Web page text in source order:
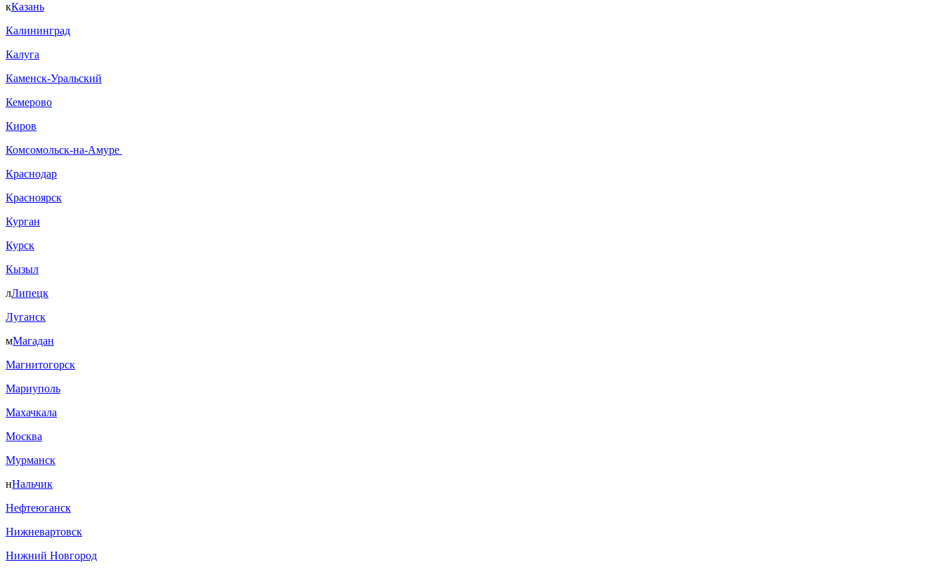
кКазань
Калининград
Калуга
Каменск-Уральский
Кемерово
Киров
Комсомольск-на-Амуре
Краснодар
Красноярск
Курган
Курск
Кызыл
лЛипецк
Луганск
мМагадан
Магнитогорск
Мариуполь
Махачкала
Москва
Мурманск
нНальчик
Нефтеюганск
Нижневартовск
Нижний Новгород